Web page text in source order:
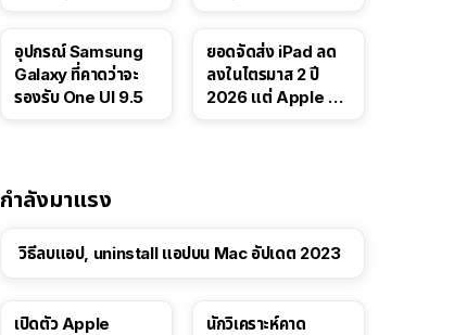
อุปกรณ์ Samsung
Galaxy ที่คาดว่าจะ
รองรับ One UI 9.5
ยอดจัดส่ง iPad ลด
ลงในไตรมาส 2 ปี
2026 แต่ Apple ยัง
กำลังมาแรง
วิธีลบแอป, uninstall แอปบน Mac อัปเดต 2023
เปิดตัว Apple
นักวิเคราะห์คาด